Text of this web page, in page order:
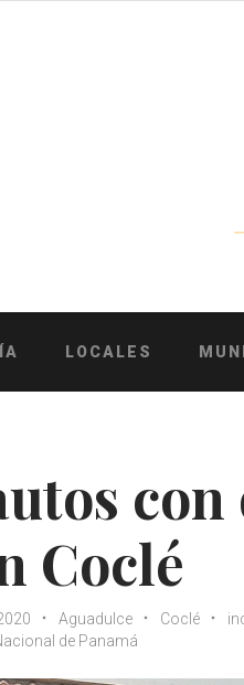
LOCALES
Coclé
Aguadulce Coclé
de Panamá